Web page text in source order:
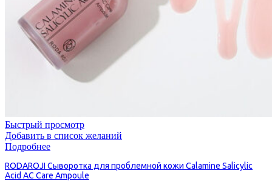
Быстрый просмотр
Добавить в список желаний
Подробнее
RODAROJI Сыворотка для проблемной кожи Calamine Salicylic
Acid AC Care Ampoule